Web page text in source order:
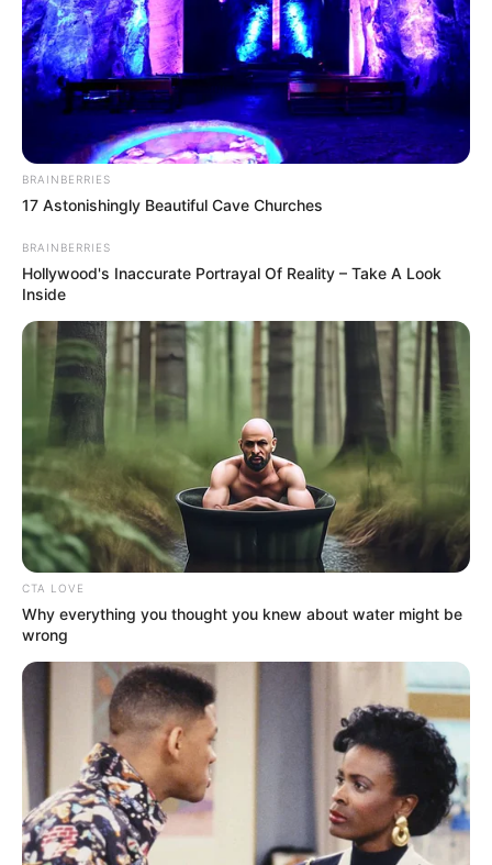
วันเสาร์ที่ 24 เวลา 09.15 -13.35 น. คนเกิดวันพุธ
ห้ามใช้ฤกษ์นี้
เดือนมีนาคม
วันจันทร์ที่ 4 เวลา 09.35 – 14.45 น. คนเกิดวัน
อาทิตย์ห้ามใช้ฤกษ์นี้
วันอังคารที่ 12 เวลา 08.35 – 13.25 น. คนเกิดวัน
จันทร์ห้ามใช้ฤกษ์นี้
วันพุธที่ 13 เวลา 06.15 – 15.45 น. คนเกิดวัน
อังคารห้ามใช้ฤกษ์นี้
วันพฤหัสบดีที่ 21 เวลา10.25 – 13.15 น. คนเกิดวัน
เสาร์ห้ามใช้ฤกษ์นี้
เดือนเมษายน
วันจันทร์ที่ 1 เวลา 08.45 – 12.55 น. คนเกิดวัน
อาทิตย์ห้ามใช้ฤกษ์นี้
วันพฤหัสบดี ที่ 18 เวลา 09.25 – 15.45 น.คนเกิดวัน
เสาร์ห้ามใช้ฤกษ์นี้
วันอาทิตย์ ที่ 28 เวลา12.25 – 15.35 น. คนเกิดวัน
ศุกร์ห้ามใช้ฤกษ์นี้
วันอังคารที่ 30 เวลา 08.55 – 13.45 น. คนเกิดวัน
จันทร์ห้ามใช้ฤกษ์นี้
BRAINBERRIES
17 Astonishingly Beautiful Cave Churches
BRAINBERRIES
Hollywood's Inaccurate Portrayal Of Reality – Take A Look
Inside
CTA LOVE
Why everything you thought you knew about water might be
wrong